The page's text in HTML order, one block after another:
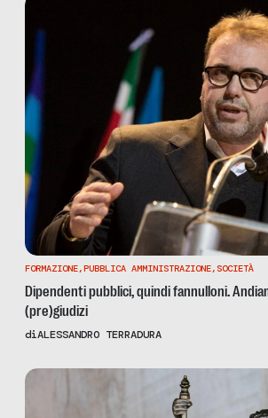
FORMAZIONE,PUBBLICA AMMINISTRAZIONE, SOCIETÀ
Dipendenti pubblici, quindi fannulloni.
(pre)giudizi
diALESSANDRO TERRADURA